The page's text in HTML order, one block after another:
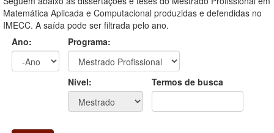
Matemática Aplicada e Computacional produzidas e defendidas no
IMECC. A saída pode ser filtrada pelo ano.
Ano:
Programa:
Nível: Termos de busca